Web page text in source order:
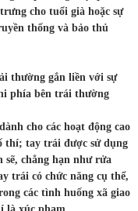
cho tuổi già hoặc sự
thống và bảo thủ
thường gắn liền với sự
phía bên trái thường
cho các hoạt động cao
thí; tay trái được sử dụng
sẽ, chẳng hạn như rửa
trái có chức năng cụ thể,
các tình huống xã giao